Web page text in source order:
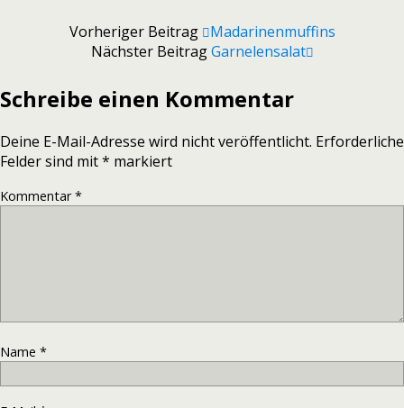
Vorheriger Beitrag
Madarinenmuffins
Nächster BeitragGarnelensalat
Schreibe einen Kommentar
Deine E-Mail-Adresse wird nicht veröffentlicht. Erforderliche
Felder sind mit* markiert
Kommentar*
Name *